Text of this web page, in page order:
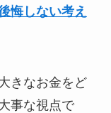
悔しない考え
きなお金をど
事な視点で